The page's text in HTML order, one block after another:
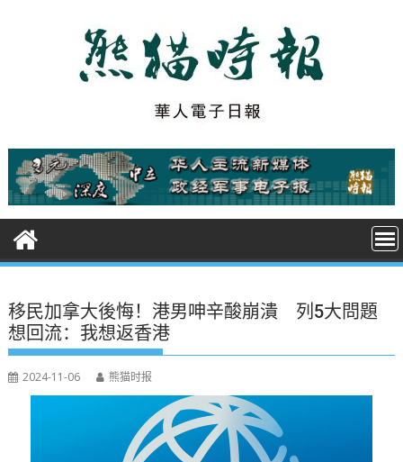
t
移民加拿大後悔！港男呻辛酸崩潰 列5大問題
想回流：我想返香港
2024-11-06 熊猫时报